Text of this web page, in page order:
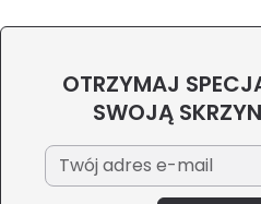
OTRZYMAJ
SWOJĄ